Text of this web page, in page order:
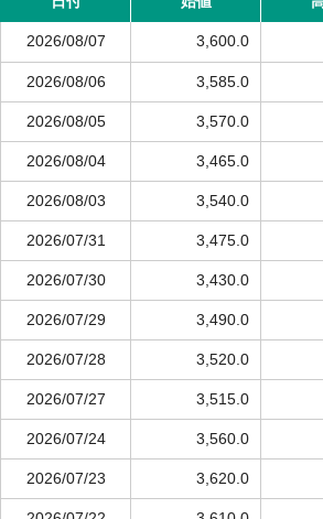
2026/08/07 3,600.0
2026/08/06 3,585.0
2026/08/05 3,570.0
2026/08/04 3,465.0
2026/08/03 3,540.0
2026/07/31 3,475.0
2026/07/30 3,430.0
2026/07/29 3,490.0
2026/07/28 3,520.0
2026/07/27 3,515.0
2026/07/24 3,560.0
2026/07/23 3,620.0